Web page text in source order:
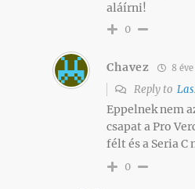
aláírni!
0
Chavez 8 éve
Reply to
Eppelnek nem
csapat a Pro
félt és a Seria
0